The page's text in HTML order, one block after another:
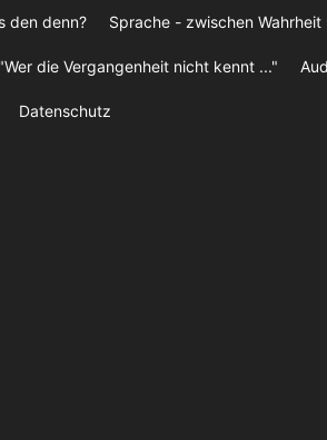
den denn? Sprache - zwischen Wahrheit
die Vergangenheit nicht kennt ..."
Datenschutz